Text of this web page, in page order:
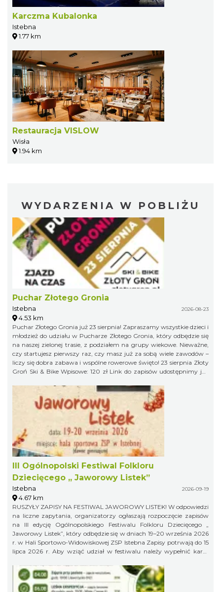
Karczma Kubalonka
Istebna
1.77 km
Restauracja VISLOW
Wisła
1.94 km
WYDARZENIA W POBLIŻU
Puchar Złotego Gronia
Istebna 2026-08-23
4.53 km
Puchar Złotego Gronia już 23 sierpnia! Zapraszamy wszystkie dzieci i
młodzież do udziału w Pucharze Złotego Gronia, który odbędzie się
na naszej zielonej trasie, z podziałem na grupy wiekowe. Nieważne,
czy startujesz pierwszy raz, czy masz już za sobą wiele zawodów –
liczy się dobra zabawa i wspólne rowerowe święto! 23 sierpnia Złoty
Groń Ski & Bike Wpisowe: 120 zł Link do zapisów udostępnimy już
III Ogólnopolski Festiwal Folkloru
Dziecięcego „ Jaworowy Listek”
Istebna 2026-09-19
4.67 km
RUSZYŁY ZAPISY NA FESTIWAL JAWOROWY LISTEK! W odpowiedzi
na liczne zapytania, organizatorzy ogłaszają rozpoczęcie zapisów
na III edycję Ogólnopolskiego Festiwalu Folkloru Dziecięcego „
Jaworowy Listek”, który odbędzie się w dniach 19–20 września 2026
r. w Hali Sportowo-Widowiskowej ZSP Istebna Zapisy potrwają do 15
lipca 2026 r. Aby wziąć udział w festiwalu należy wypełnić kartę
jaworowylistek@gmail.com